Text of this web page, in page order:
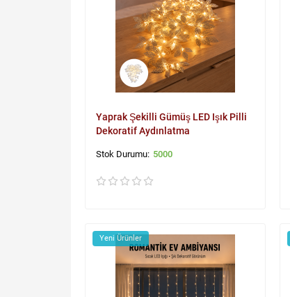
Yaprak Şekilli Gümüş LED Işık Pilli
Dekoratif Aydınlatma
5000
Yeni Ürünler